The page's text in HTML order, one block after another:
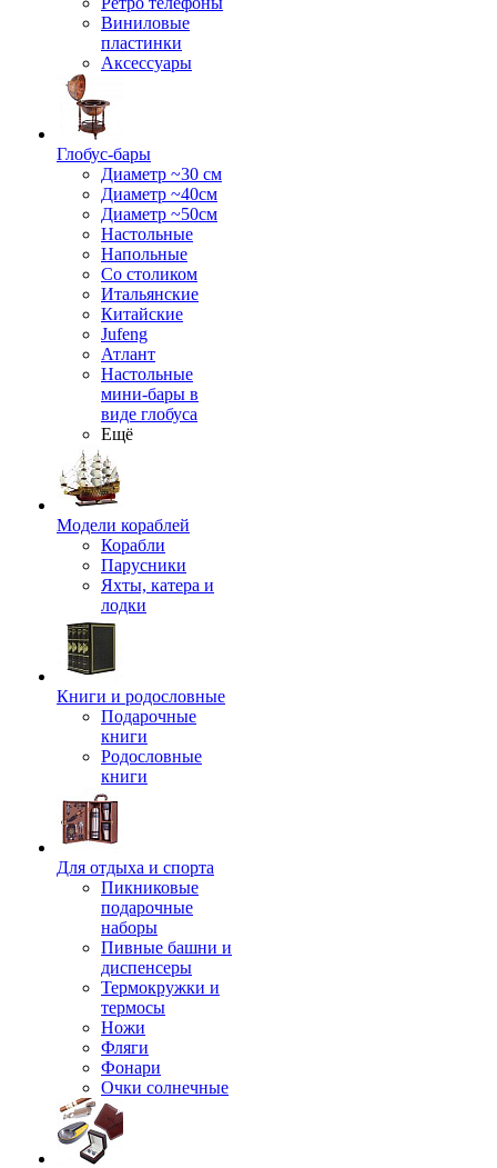
Виниловые
пластинки
Аксессуары
Глобус-бары
Диаметр ~30 см
Диаметр ~40см
Диаметр ~50см
Настольные
Напольные
Со столиком
Итальянские
Китайские
Jufeng
Атлант
Настольные
мини-бары в
виде глобуса
Ещё
Модели кораблей
Корабли
Парусники
Яхты, катера и
лодки
Книги и родословные
Подарочные
книги
Родословные
книги
Для отдыха и спорта
Пикниковые
подарочные
наборы
Пивные башни и
диспенсеры
Термокружки и
термосы
Ножи
Фляги
Фонари
Очки солнечные